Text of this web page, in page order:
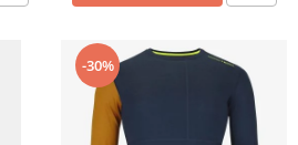
-30%